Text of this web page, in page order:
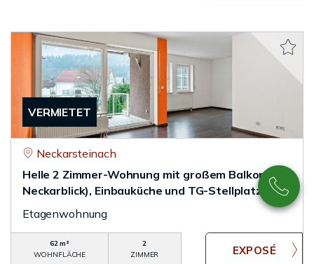
VERMIETET
Neckarsteinach
Helle 2 Zimmer-Wohnung mit großem Balkon (mit
Neckarblick), Einbauküche und TG-Stellplatz
Etagenwohnung
62 m²
WOHNFLÄCHE
2
ZIMMER